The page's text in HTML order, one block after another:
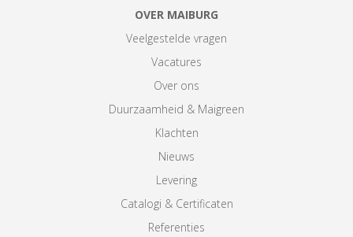
OVER MAIBURG
Veelgestelde vragen
Vacatures
Over ons
Duurzaamheid & Maigreen
Klachten
Nieuws
Levering
Catalogi & Certificaten
Referenties